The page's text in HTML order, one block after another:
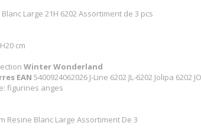
Large 21H 6202 Assortiment de 3 pcs
cm
Winter Wonderland
EAN 5400924062026 J-Line 6202 JL-6202 Jolipa 6202
figurines anges
Resine Blanc Large Assortiment De 3